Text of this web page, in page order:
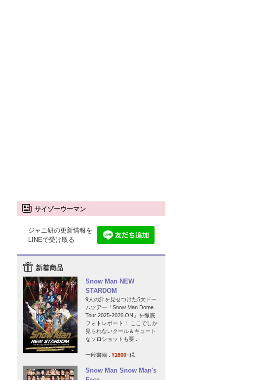
サイゾーウーマン
ジャニ研の更新情報を
LINEで受け取る
新着商品
Snow Man NEW
STARDOM
9人の絆を見せつけた5大ドー
ムツアー「Snow Man Dome
Tour 2025-2026 ON」を徹底
フォトレポート！ ここでしか
見られないクール＆キュート
なソロショットも要...
一般書籍 : ¥1600+税
Snow Man Snow Man's